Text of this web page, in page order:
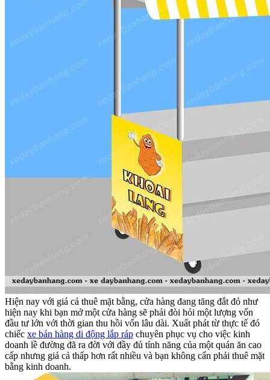
Hiện nay với giá cả thuê mặt bằng, cửa hàng đang tăng đắt đỏ như
hiện nay khi bạn mở một cửa hàng sẽ phải đòi hỏi một lượng vốn
đầu tư lớn với thời gian thu hồi vốn lâu dài. Xuất phát từ thực tế đó
chiếc xe bán hàng di động lắp ráp chuyên phục vụ cho việc kinh
doanh lề đường đã ra đời với đầy đủ tính năng của một quán ăn cao
cấp nhưng giá cả thấp hơn rất nhiều và bạn không cẩn phải thuê mặt
bằng kinh doanh.